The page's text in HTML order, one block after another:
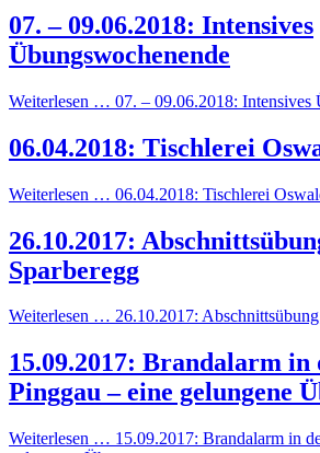
07. – 09.06.2018: Intensives
Übungswochenende
Weiterlesen … 07. – 09.06.2018: Intensives
06.04.2018: Tischlerei
Weiterlesen … 06.04.2018: Tischlerei
26.10.2017:
Sparberegg
Weiterlesen … 26.10.2017:
15.09.2017: Brandalarm in
Pinggau – eine gelungene
Weiterlesen … 15.09.2017: Brandalarm in